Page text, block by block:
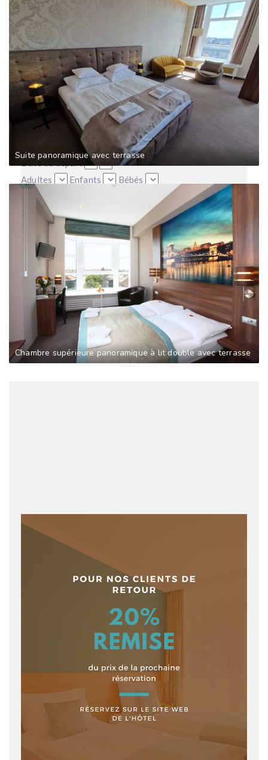
Suite panoramique avec terrasse
Chambre supérieure panoramique à lit double avec terrasse
Réserver
Date d'arrivée
Date de départ
Adultes
Enfants
Bébés